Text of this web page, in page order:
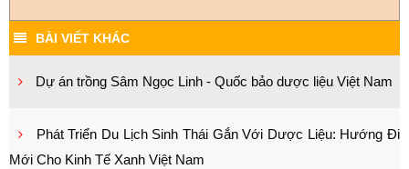
BÀI VIẾT KHÁC
Dự án trồng Sâm Ngọc Linh - Quốc bảo dược liệu Việt Nam
Phát Triển Du Lịch Sinh Thái Gắn Với Dược Liệu: Hướng Đi
Mới Cho Kinh Tế Xanh Việt Nam